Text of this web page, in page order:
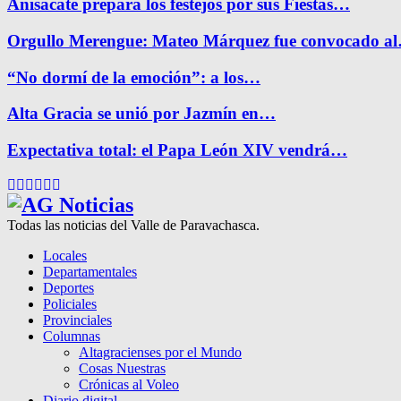
Anisacate prepara los festejos por sus Fiestas…
Orgullo Merengue: Mateo Márquez fue convocado
“No dormí de la emoción”: a los…
Alta Gracia se unió por Jazmín en…
Expectativa total: el Papa León XIV vendrá…
Facebook
Twitter
Instagram
Pinterest
Google
Todas las noticias del Valle de Paravachasca.
Locales
Departamentales
Deportes
Policiales
Provinciales
Columnas
Altagracienses por el Mundo
Cosas Nuestras
Crónicas al Voleo